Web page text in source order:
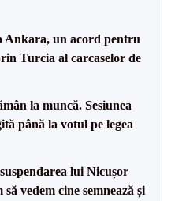
Ankara, un acord pentru
Turcia al carcaselor de
la muncă. Sesiunea
până la votul pe legea
lui Nicușor
vedem cine semnează și